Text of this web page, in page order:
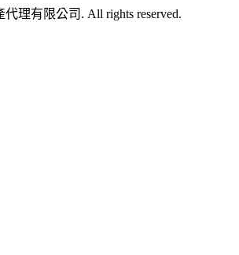
代理有限公司. All rights reserved.